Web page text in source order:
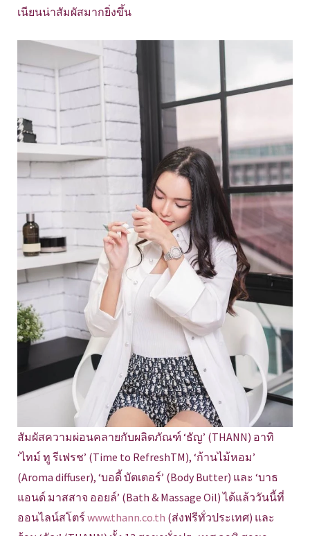
เนียนน่าสัมผัสมากยิ่งขึ้น
สัมผัสความผ่อนคลายกับผลิตภัณฑ์ ‘ธัญ’ (THANN) อาทิ
‘ไทม์ ทู รีเฟรช’ (Time to RefreshTM), ‘ก้านไม้หอม’
(Aroma diffuser), ‘บอดี้ บัตเตอร์’ (Body Butter) และ ‘บาธ
แอนด์ มาสสาจ ออยล์’ (Bath & Massage Oil) ได้แล้ววันนี้ที่
ออนไลน์สโตร์ www.thann.co.th (ส่งฟรีทั่วประเทศ) และ